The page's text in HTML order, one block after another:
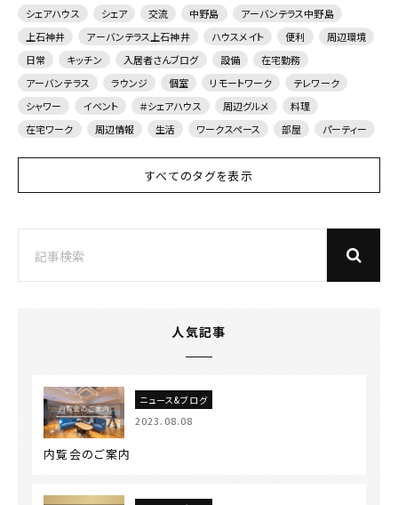
シェアハウス シェア 交流 中野島
アーバンテラス中野島
上石神井
アーバンテラス上石神井 ハウスメイト 便利
周辺環境
日常
キッチン 入居者さんブログ 設備
在宅勤務
アーバンテラス
ラウンジ 個室 リモートワーク
テレワーク
シャワー
イベント ＃シェアハウス 周辺グルメ
料理
在宅ワーク
周辺情報 生活 ワークスペース 部屋 パーティー
すべてのタグを表示
人気記事
ニュース&ブログ
2023.08.08
内覧会のご案内